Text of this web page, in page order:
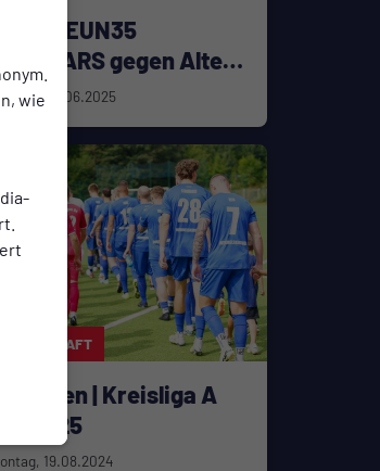
wie
NULLNEUN35
ALLSTARS gegen Alte
02.06.2025
MANNSCHAFT
TG Hilgen | Kreisliga A
2024/25
19.08.2024